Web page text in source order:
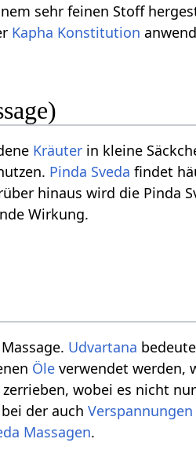
sehr feinen Stoff
Kapha Konstitution
Kräuter in kleine
Pinda Sveda findet
hinaus wird die Pinda
Wirkung.
Massage. Udvartana
Öle verwendet werden,
wobei es nicht
der auchVerspannungen
Massagen.